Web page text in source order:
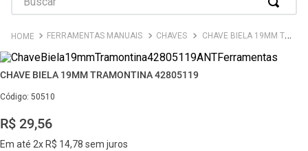
FERRAMENTAS MANUAIS CHAVES CHAVE BIELA 19MM TRAMONTINA 42805119
CHAVE BIELA 19MM TRAMONTINA 42805119
Código: 50510
R$ 29,56
Em até 2x R$ 14,78 sem juros